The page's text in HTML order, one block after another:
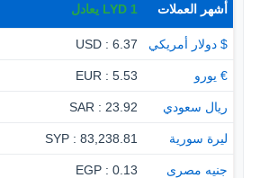
أشهر العملات 1
LYD يعادل
$ دولار أمريكي 6.37 : USD
€ يورو 5.53 : EUR
ريال سعودي 23.92 : SAR
ليرة سورية 83,238.81 : SYP
جنيه مصرى 0.13 : EGP